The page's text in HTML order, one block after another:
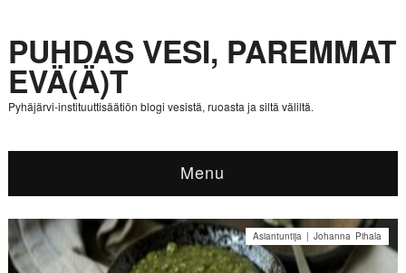
PUHDAS VESI, PAREMMAT
EVÄ(Ä)T
Pyhäjärvi-instituuttisäätiön blogi vesistä, ruoasta ja siltä väliltä.
Menu
Asiantuntija | Johanna Pihala